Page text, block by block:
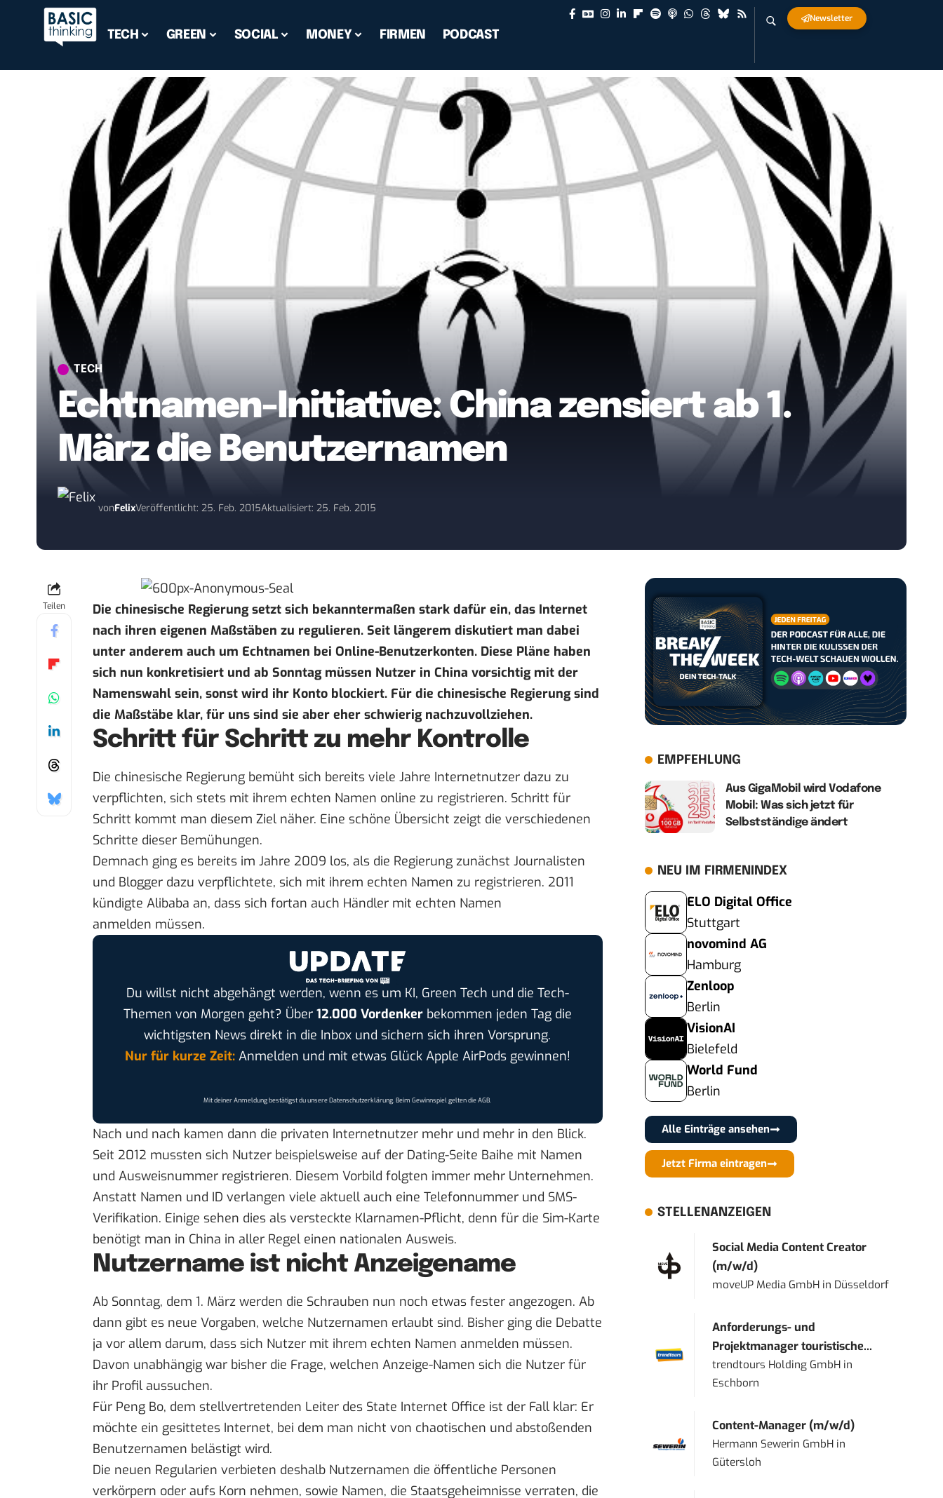
TECH GREEN SOCIAL MONEY FIRMEN PODCAST
Newsletter
TECH
Echtnamen-Initiative: China zensiert ab 1.
März die Benutzernamen
vonFelixVeröffentlicht: 25. Feb. 2015Aktualisiert: 25. Feb. 2015
Teilen
Die chinesische Regierung setzt sich bekanntermaßen stark dafür ein, das Internet
nach ihren eigenen Maßstäben zu regulieren. Seit längerem diskutiert man dabei
unter anderem auch um Echtnamen bei Online-Benutzerkonten. Diese Pläne haben
sich nun konkretisiert und ab Sonntag müssen Nutzer in China vorsichtig mit der
Namenswahl sein, sonst wird ihr Konto blockiert. Für die chinesische Regierung sind
die Maßstäbe klar, für uns sind sie aber eher schwierig nachzuvollziehen.
Schritt für Schritt zu mehr Kontrolle
Die chinesische Regierung bemüht sich bereits viele Jahre Internetnutzer dazu zu
verpflichten, sich stets mit ihrem echten Namen online zu registrieren. Schritt für
Schritt kommt man diesem Ziel näher. Eine schöne Übersicht zeigt die verschiedenen
Schritte dieser Bemühungen.
Demnach ging es bereits im Jahre 2009 los, als die Regierung zunächst Journalisten
und Blogger dazu verpflichtete, sich mit ihrem echten Namen zu registrieren. 2011
kündigte Alibaba an, dass sich fortan auch Händler mit echten Namen
anmelden müssen.
Du willst nicht abgehängt werden, wenn es um KI, Green Tech und die Tech-
Themen von Morgen geht? Über 12.000 Vordenkerbekommen jeden Tag die
wichtigsten News direkt in die Inbox und sichern sich ihren Vorsprung.
Nur für kurze Zeit:Anmelden und mit etwas Glück Apple AirPods gewinnen!
Mit deiner Anmeldung bestätigst du unsereDatenschutzerklärung. Beim Gewinnspiel gelten dieAGB.
Nach und nach kamen dann die privaten Internetnutzer mehr und mehr in den Blick.
Seit 2012 mussten sich Nutzer beispielsweise auf der Dating-Seite Baihe mit Namen
und Ausweisnummer registrieren. Diesem Vorbild folgten immer mehr Unternehmen.
Anstatt Namen und ID verlangen viele aktuell auch eine Telefonnummer und SMS-
Verifikation. Einige sehen dies als versteckte Klarnamen-Pflicht, denn für die Sim-Karte
benötigt man in China in aller Regel einen nationalen Ausweis.
Nutzername ist nicht Anzeigename
Ab Sonntag, dem 1. März werden die Schrauben nun noch etwas fester angezogen. Ab
dann gibt es neue Vorgaben, welche Nutzernamen erlaubt sind. Bisher ging die Debatte
ja vor allem darum, dass sich Nutzer mit ihrem echten Namen anmelden müssen.
Davon unabhängig war bisher die Frage, welchen Anzeige-Namen sich die Nutzer für
ihr Profil aussuchen.
Für Peng Bo, dem stellvertretenden Leiter des State Internet Office ist der Fall klar: Er
möchte ein gesittetes Internet, bei dem man nicht von chaotischen und abstoßenden
Benutzernamen belästigt wird.
Die neuen Regularien verbieten deshalb Nutzernamen die öffentliche Personen
verkörpern oder aufs Korn nehmen, sowie Namen, die Staatsgeheimnisse verraten, die
EMPFEHLUNG
Aus GigaMobil wird Vodafone
Mobil: Was sich jetzt für
Selbstständige ändert
NEU IM FIRMENINDEX
ELO Digital Office
Stuttgart
novomind AG
Hamburg
Zenloop
Berlin
VisionAI
Bielefeld
World Fund
Berlin
Alle Einträge ansehen
Jetzt Firma eintragen
STELLENANZEIGEN
Social Media Content Creator
(m/w/d)
moveUP Media GmbH in Düsseldorf
Anforderungs- und
Projektmanager touristische...
trendtours Holding GmbH in
Eschborn
Content-Manager (m/w/d)
Hermann Sewerin GmbH in
Gütersloh